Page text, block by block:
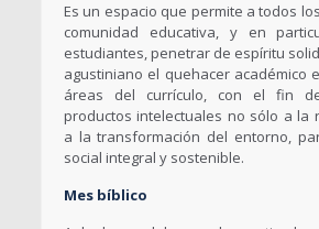
Es un espacio que permite a todos
comunidad educativa, y en
estudiantes, penetrar de espíritu
agustiniano el quehacer académico
áreas del currículo, con el fin
productos intelectuales no sólo a la
a la transformación del entorno,
social integral y sostenible.
Mes bíblico